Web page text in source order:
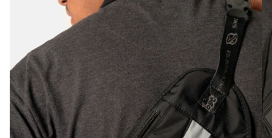
HOT
Outlet SALE